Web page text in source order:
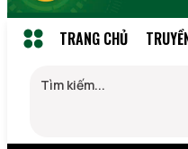
TRANG CHỦ